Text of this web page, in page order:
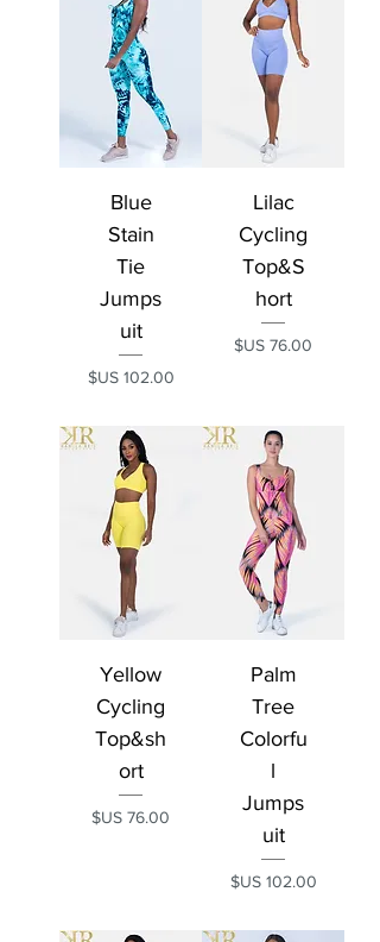
Lilac
Cycling
Top&S
hort
السعر
Blue
Stain
Tie
Jumps
uit
السعر
Palm
Tree
Colorfu
l
Jumps
uit
السعر
Yellow
Cycling
Top&sh
ort
السعر